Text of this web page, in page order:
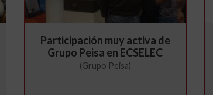
Participación muy activa de
Grupo Peisa en ECSELEC
(Grupo Peisa)